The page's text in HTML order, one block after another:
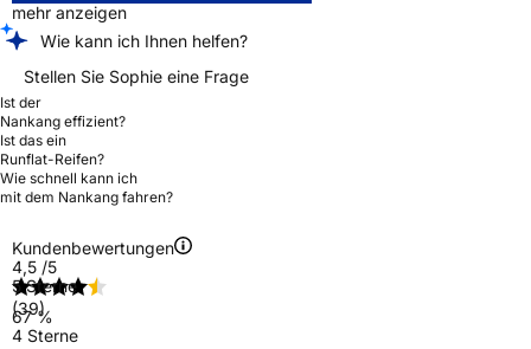
mehr anzeigen
Wie kann ich Ihnen helfen?
Stellen Sie Sophie eine Frage
Ist der
Nankang effizient?
Ist das ein
Runflat-Reifen?
Wie schnell kann ich
mit dem Nankang fahren?
Kundenbewertungen
4,5 /5
(39)
5 Sterne
67 %
4 Sterne